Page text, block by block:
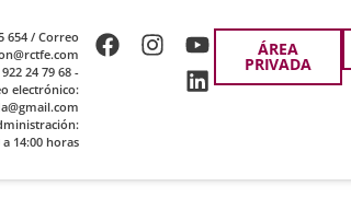
654 / Correo
24 79 68 -
electrónico:
14:00 horas
ÁREA
PRIVADA